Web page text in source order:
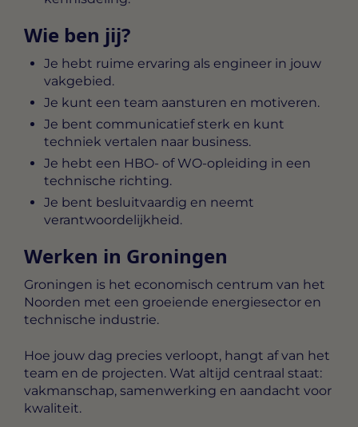
Wie ben jij?
Je hebt ruime ervaring als engineer in jouw
vakgebied.
Je kunt een team aansturen en motiveren.
Je bent communicatief sterk en kunt
techniek vertalen naar business.
Je hebt een HBO- of WO-opleiding in een
technische richting.
Je bent besluitvaardig en neemt
verantwoordelijkheid.
Werken in Groningen
Groningen is het economisch centrum van het
Noorden met een groeiende energiesector en
technische industrie.
Hoe jouw dag precies verloopt, hangt af van het
team en de projecten. Wat altijd centraal staat:
vakmanschap, samenwerking en aandacht voor
kwaliteit.